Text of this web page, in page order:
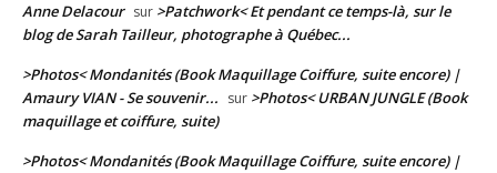
Anne Delacour sur >Patchwork< Et pendant ce temps-là, sur le
blog de Sarah Tailleur, photographe à Québec...
>Photos< Mondanités (Book Maquillage Coiffure, suite encore) |
Amaury VIAN - Se souvenir... sur >Photos< URBAN JUNGLE (Book
maquillage et coiffure, suite)
>Photos< Mondanités (Book Maquillage Coiffure, suite encore) |